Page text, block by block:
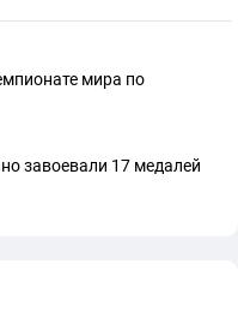
мира по
завоевали 17 медалей